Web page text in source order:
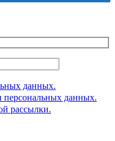
данных.
персональных данных.
рассылки.